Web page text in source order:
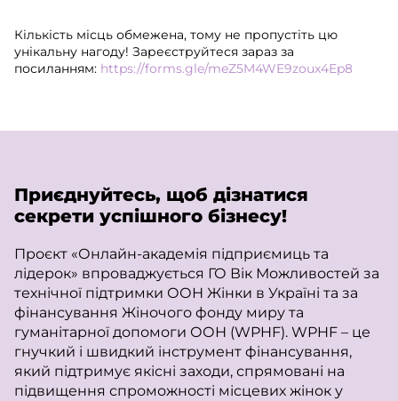
Кількість місць обмежена, тому не пропустіть цю
унікальну нагоду! Зареєструйтеся зараз за
посиланням: https://forms.gle/meZ5M4WE9zoux4Ep8
Приєднуйтесь, щоб дізнатися
секрети успішного бізнесу!
Проєкт «Онлайн-академія підприємиць та
лідерок» впроваджується ГО Вік Можливостей за
технічної підтримки ООН Жінки в Україні та за
фінансування Жіночого фонду миру та
гуманітарної допомоги ООН (WPHF). WPHF – це
гнучкий і швидкий інструмент фінансування,
який підтримує якісні заходи, спрямовані на
підвищення спроможності місцевих жінок у